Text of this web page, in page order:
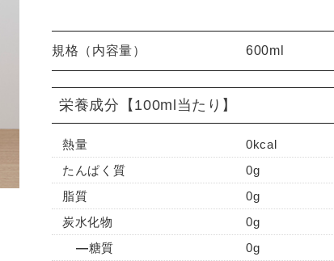
規格（内容量） 600ml
栄養成分 【100ml当たり】
熱量
0kcal
たんぱく質
0g
脂質
0g
炭水化物
0g
糖質
0g